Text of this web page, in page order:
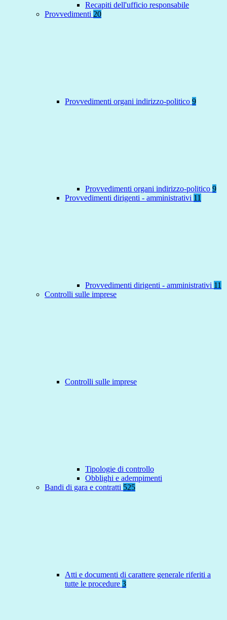
Recapiti dell'ufficio responsabile
Provvedimenti 20
Provvedimenti organi indirizzo-politico 9
Provvedimenti organi indirizzo-politico 9
Provvedimenti dirigenti - amministrativi 11
Provvedimenti dirigenti - amministrativi 11
Controlli sulle imprese
Controlli sulle imprese
Tipologie di controllo
Obblighi e adempimenti
Bandi di gara e contratti 525
Atti e documenti di carattere generale riferiti a
tutte le procedure 3